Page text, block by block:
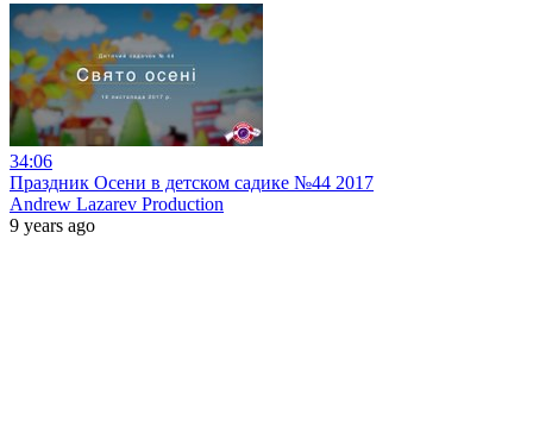
34:06
Праздник Осени в детском садике №44 2017
Andrew Lazarev Production
9 years ago